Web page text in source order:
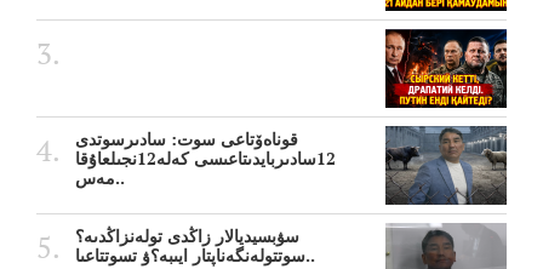
قوناەۆتاعى سوت: سادىرسوتدى
12سادىربايدىتاعىسى كەلە12نجىلعاۇقا
مەس..
سۋبسيديالار زاڭدى تولەنزاڭدىە؟
سوتتولەنگەناپتار ايىبە؟ۋ تسوتتاعىا..